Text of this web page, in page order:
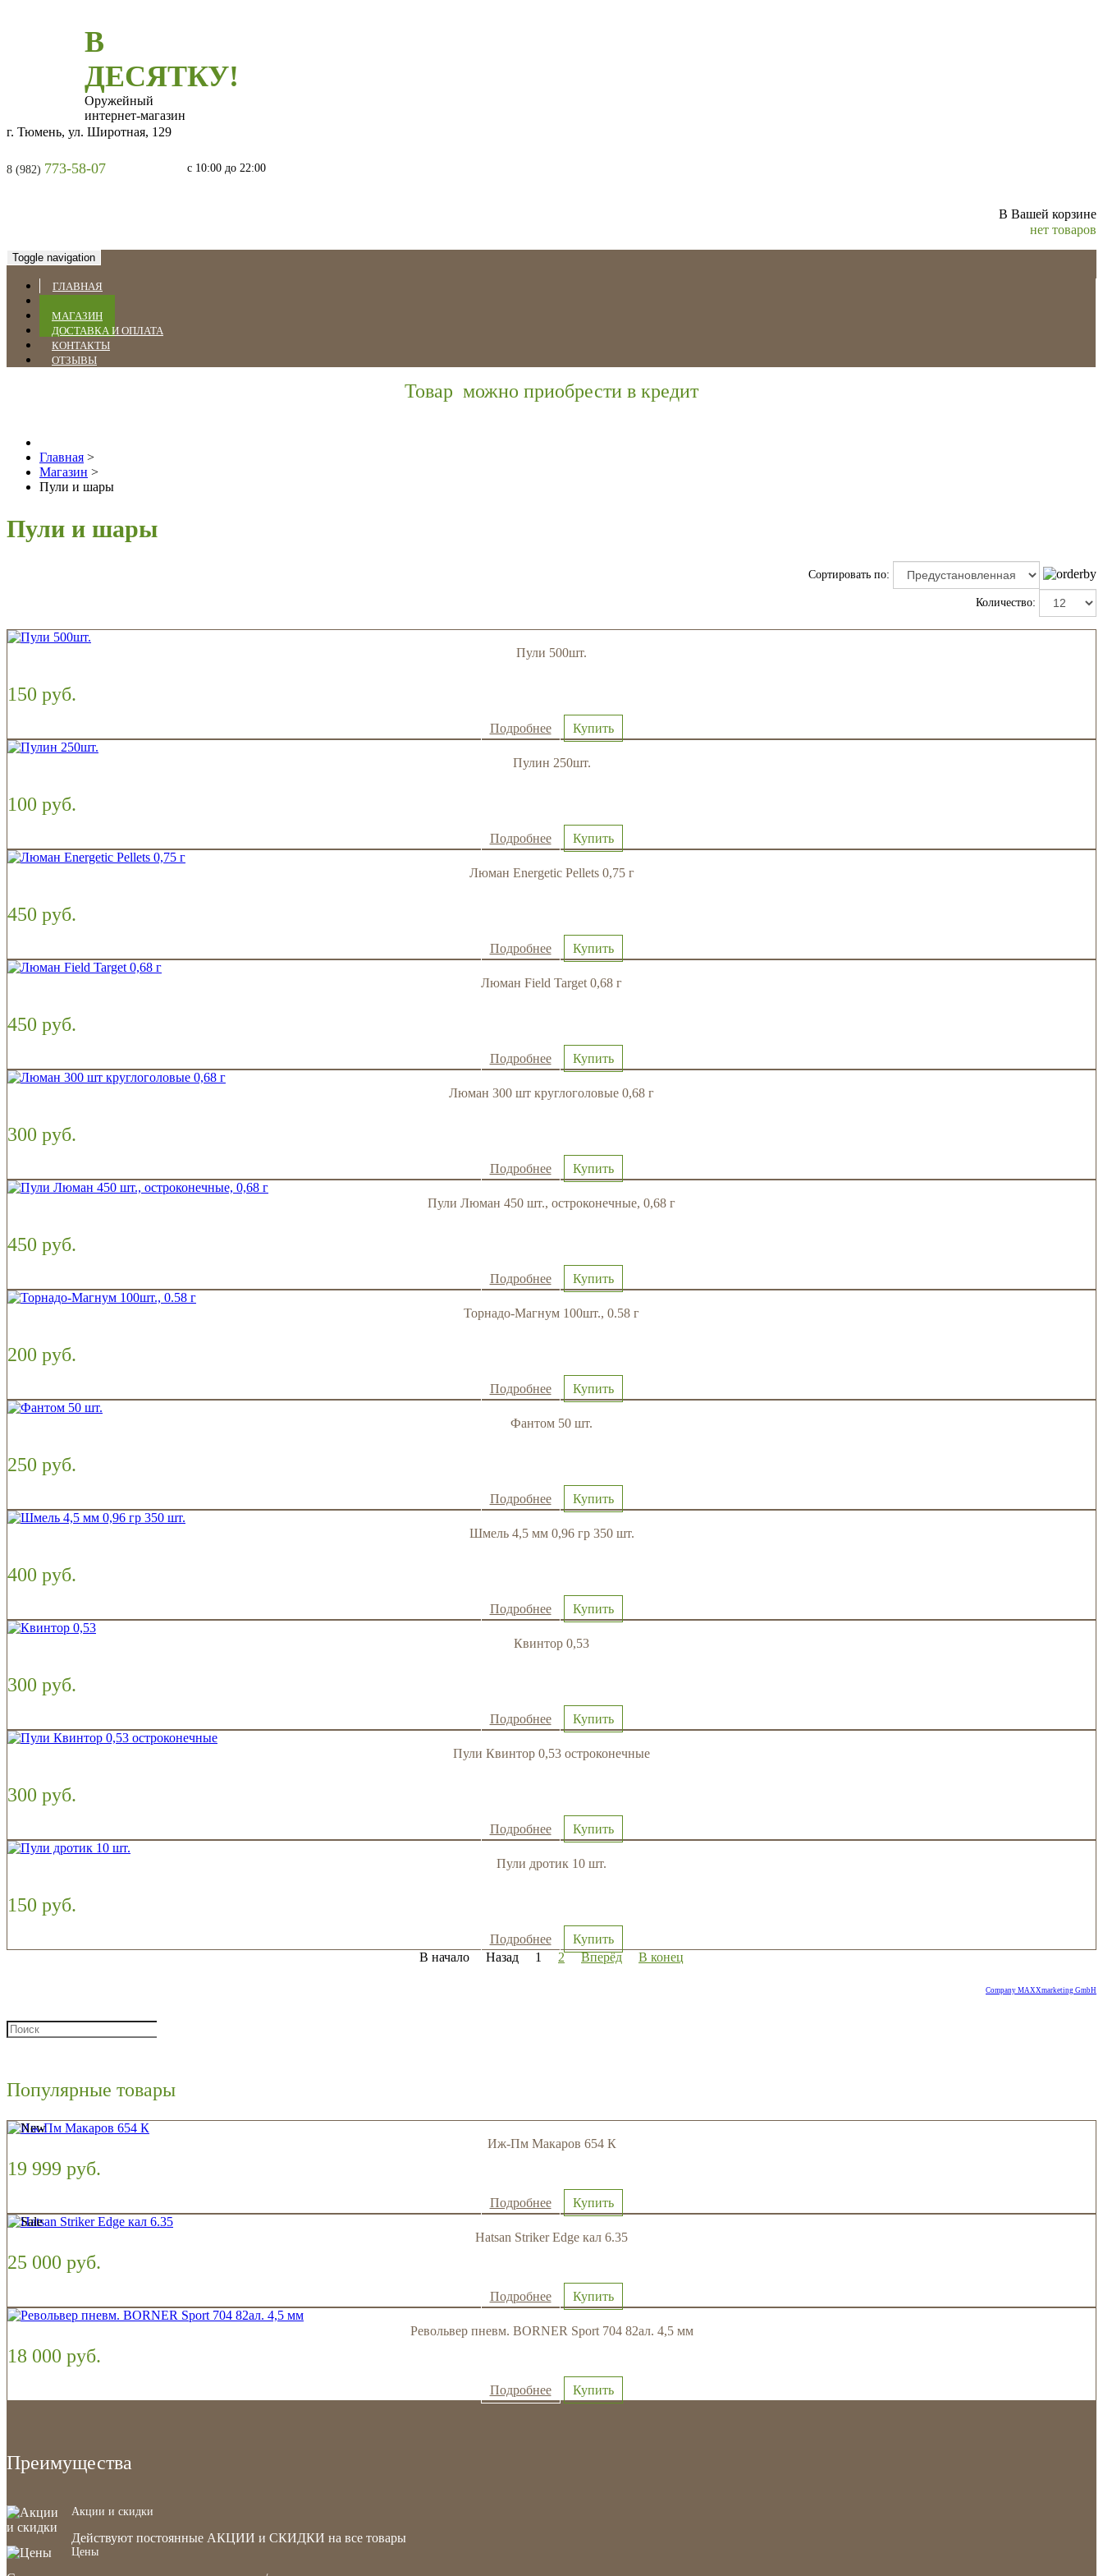
В
ДЕСЯТКУ!
Оружейный
интернет-магазин
г. Тюмень, ул. Широтная, 129
8 (982) 773-58-07 с 10:00 до 22:00
В Вашей корзине
нет товаров
Toggle navigation
ГЛАВНАЯ
МАГАЗИН
ДОСТАВКА И ОПЛАТА
КОНТАКТЫ
ОТЗЫВЫ
Товар можно приобрести в кредит
Главная >
Магазин >
Пули и шары
Пули и шары
Сортировать по:
Количество:
Пули 500шт.
150 руб.
Подробнее Купить
Пулин 250шт.
100 руб.
Подробнее Купить
Люман Energetic Pellets 0,75 г
450 руб.
Подробнее Купить
Люман Field Target 0,68 г
450 руб.
Подробнее Купить
Люман 300 шт круглоголовые 0,68 г
300 руб.
Подробнее Купить
Пули Люман 450 шт., остроконечные, 0,68 г
450 руб.
Подробнее Купить
Торнадо-Магнум 100шт., 0.58 г
200 руб.
Подробнее Купить
Фантом 50 шт.
250 руб.
Подробнее Купить
Шмель 4,5 мм 0,96 гр 350 шт.
400 руб.
Подробнее Купить
Квинтор 0,53
300 руб.
Подробнее Купить
Пули Квинтор 0,53 остроконечные
300 руб.
Подробнее Купить
Пули дротик 10 шт.
150 руб.
Подробнее
Купить
В начало
Назад 1 2 Вперёд В конец
Company MAXXmarketing GmbH
Популярные товары
Иж-Пм Макаров 654 К
19 999 руб.
Подробнее Купить
Hatsan Striker Edge кал 6.35
25 000 руб.
Подробнее Купить
Револьвер пневм. BORNER Sport 704 82ал. 4,5 мм
18 000 руб.
Подробнее Купить
Преимущества
Акции и скидки
Действуют постоянные АКЦИИ и СКИДКИ на все товары
Цены